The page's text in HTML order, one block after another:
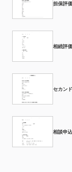
担保評
相続評
セカン
相談申